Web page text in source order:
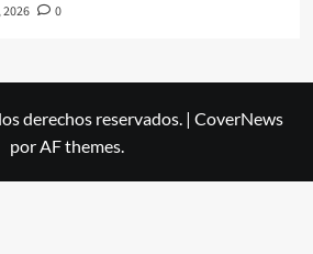
0
derechos reservados. | CoverNews
por AF themes.